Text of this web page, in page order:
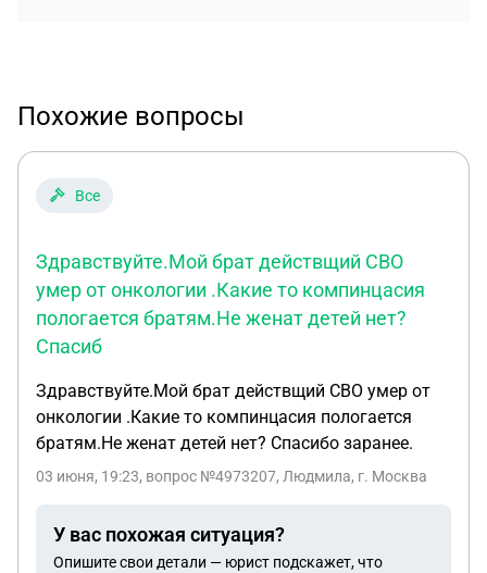
Похожие вопросы
Все
Здравствуйте.Мой брат действщий СВО
умер от онкологии .Какие то компинцасия
пологается братям.Не женат детей нет?
Спасиб
Здравствуйте.Мой брат действщий СВО умер от
онкологии .Какие то компинцасия пологается
братям.Не женат детей нет? Спасибо заранее.
03 июня, 19:23, вопрос №4973207, Людмила, г. Москва
У вас похожая ситуация?
Опишите свои детали — юрист подскажет, что